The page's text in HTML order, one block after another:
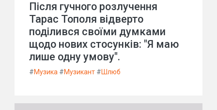
Після гучного розлучення
Тарас Тополя відверто
поділився своїми думками
щодо нових стосунків: "Я маю
лише одну умову".
#Музика #Музикант #Шлюб